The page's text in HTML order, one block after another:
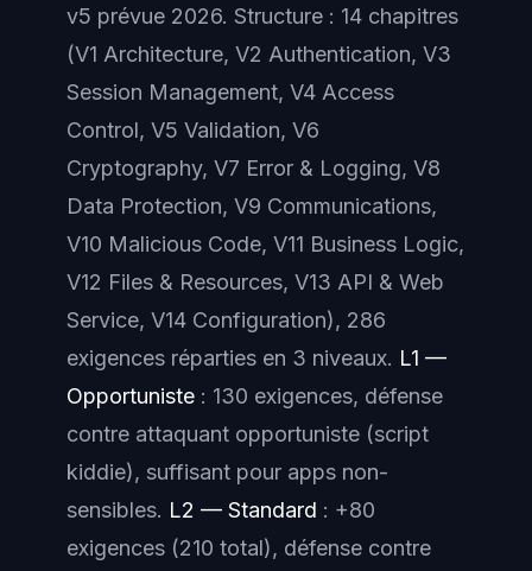
v5 prévue 2026. Structure : 14 chapitres
(V1 Architecture, V2 Authentication, V3
Session Management, V4 Access
Control, V5 Validation, V6
Cryptography, V7 Error & Logging, V8
Data Protection, V9 Communications,
V10 Malicious Code, V11 Business Logic,
V12 Files & Resources, V13 API & Web
Service, V14 Configuration), 286
exigences réparties en 3 niveaux. L1 —
Opportuniste : 130 exigences, défense
contre attaquant opportuniste (script
kiddie), suffisant pour apps non-
sensibles. L2 — Standard : +80
exigences (210 total), défense contre